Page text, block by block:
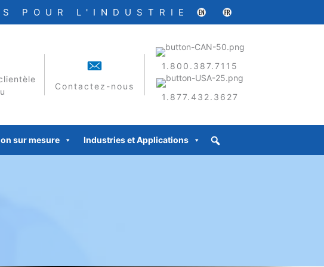
POUR L'INDUSTRIE
Contactez-nous
1.800.387.7115
1.877.432.3627
sur mesure Industries et Applications